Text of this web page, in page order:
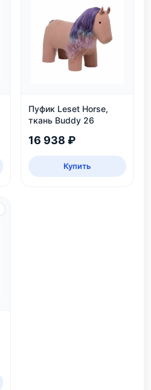
Пуфик Leset Horse,
ткань Buddy 26
16 938 ₽
Купить